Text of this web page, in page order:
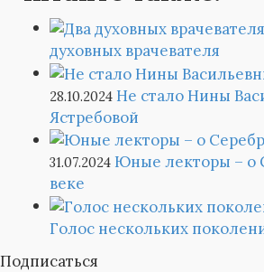
духовных врачевателя
28.10.2024 Не стало Нины
Ястребовой
31.07.2024 Юные лекторы – о
веке
Голос нескольких
Подписаться